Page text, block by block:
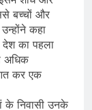
बच्चों और
कहा
देश का पहला
अधिक
कर एक
के निवासी उनके